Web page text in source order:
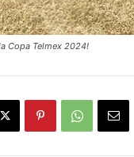
Copa Telmex 2024!